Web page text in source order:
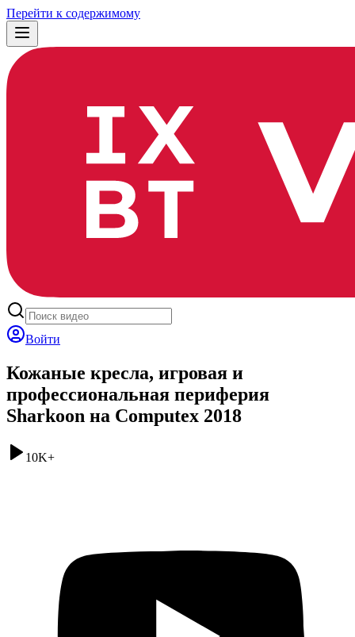
Перейти к содержимому
Войти
Кожаные кресла, игровая и
профессиональная периферия
Sharkoon на Computex 2018
10K+